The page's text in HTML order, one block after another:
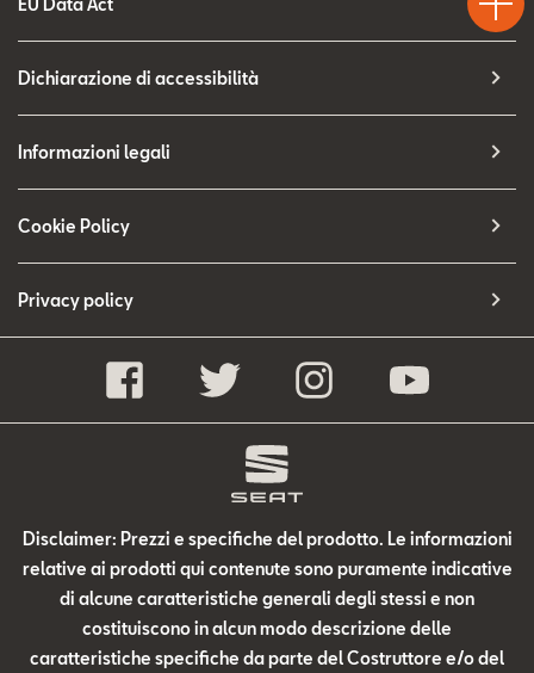
EU Data Act
Dichiarazione di accessibilità
Informazioni legali
Cookie Policy
Privacy policy
Disclaimer: Prezzi e specifiche del prodotto. Le informazioni
relative ai prodotti qui contenute sono puramente indicative
di alcune caratteristiche generali degli stessi e non
costituiscono in alcun modo descrizione delle
caratteristiche specifiche da parte del Costruttore e/o del